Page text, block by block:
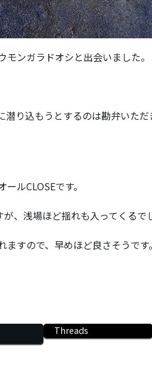
ンガラドオシと出会いました。
り込もうとするのは勘弁いただ
ルCLOSEです。
、浅場ほど揺れも入ってくるで
すので、早めほど良さそうです。
Threads